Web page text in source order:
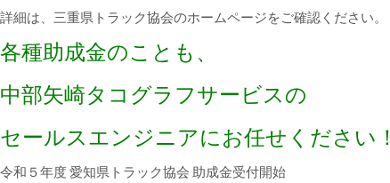
詳細は、三重県トラック協会のホームページをご確認ください。
各種助成金のことも、
中部矢崎タコグラフサービスの
セールスエンジニアにお任せください！
令和５年度 愛知県トラック協会 助成金受付開始